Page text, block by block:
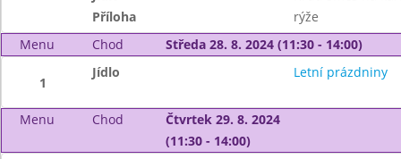
Příloha
rýže
Menu
Chod Středa 28. 8. 2024 (11:30 - 14:00)
1
Jídlo Letní prázdniny
Menu Chod
Čtvrtek 29. 8. 2024
(11:30 - 14:00)